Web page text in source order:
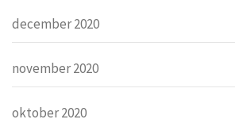
december 2020
november 2020
oktober 2020